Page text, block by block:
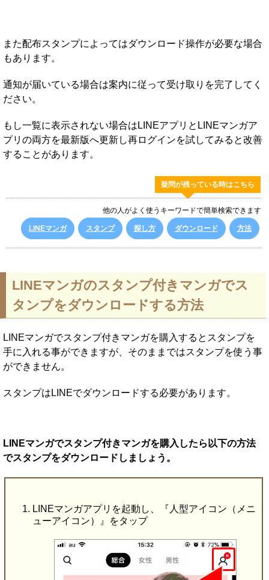
また配布スタンプによってはダウンロード操作が必要な場合
もあります。
通知が届いている場合は案内に従って受け取りを完了してく
ださい。
もし一覧に表示されない場合はLINEアプリとLINEマンガア
プリの両方を最新版へ更新し再ログインを試してみると改善
することがあります。
疑問が残っている時はこちら
他の人がよく使うキーワードで簡単検索できます
LINEマンガ スタンプ 探し方 ダウンロード 方法
LINEマンガのスタンプ付きマンガでス
タンプをダウンロードする方法
LINEマンガでスタンプ付きマンガを購入するとスタンプを
手に入れる事ができますが、そのままではスタンプを使う事
ができません。
スタンプはLINEでダウンロードする必要があります。
LINEマンガでスタンプ付きマンガを購入したら以下の方法
でスタンプをダウンロードしましょう。
LINEマンガアプリを起動し、『人型アイコン（メニ
ューアイコン）』をタップ